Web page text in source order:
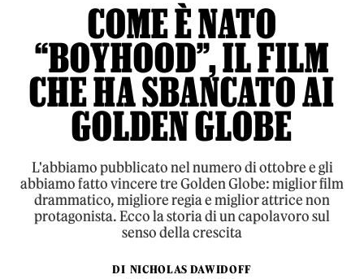
COME È NATO
“BOYHOOD”, IL FILM
CHE HA SBANCATO AI
GOLDEN GLOBE
L'abbiamo pubblicato nel numero di ottobre e gli
abbiamo fatto vincere tre Golden Globe: miglior film
drammatico, migliore regia e miglior attrice non
protagonista. Ecco la storia di un capolavoro sul
senso della crescita
DI NICHOLAS DAWIDOFF